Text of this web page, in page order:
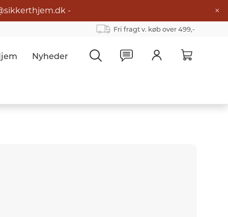
- ×
Fri fragt v. køb over 499,-
Nyheder